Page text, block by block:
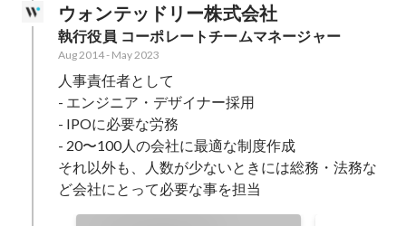
ウォンテッドリー株式会社
執行役員 コーポレートチームマネージャー
Aug 2014- May 2023
人事責任者として
- エンジニア・デザイナー採用
- IPOに必要な労務
- 20〜100人の会社に最適な制度作成
それ以外も、人数が少ないときには総務・法務な
ど会社にとって必要な事を担当